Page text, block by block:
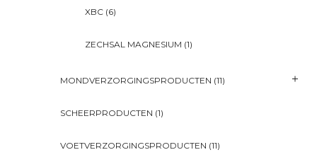
XBC (6)
ZECHSAL MAGNESIUM (1)
MONDVERZORGINGSPRODUCTEN (11)
SCHEERPRODUCTEN (1)
VOETVERZORGINGSPRODUCTEN (11)